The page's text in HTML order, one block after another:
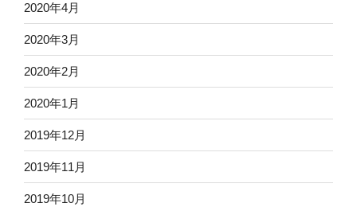
2020年4月
2020年3月
2020年2月
2020年1月
2019年12月
2019年11月
2019年10月